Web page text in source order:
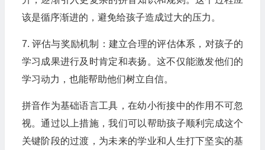
该是循序渐进的，避免给孩子造成过大的压力。
7. 评估与奖励机制：建立合理的评估体系，对孩子的
学习成果进行及时肯定和表扬。这不仅能激发他们的
学习动力，也能帮助他们树立自信。
拼音作为基础语言工具，在幼小衔接中的作用不可忽
视。通过以上措施，我们可以帮助孩子顺利完成这个
关键阶段的过渡，为未来的学业和人生打下坚实的基